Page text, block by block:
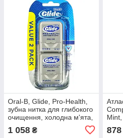
Oral-B, Glide, Pro-Health,
зубна нитка для глибокого
очищення, холодна м'ята,
ярду) кожен
1 058 ₴ 878